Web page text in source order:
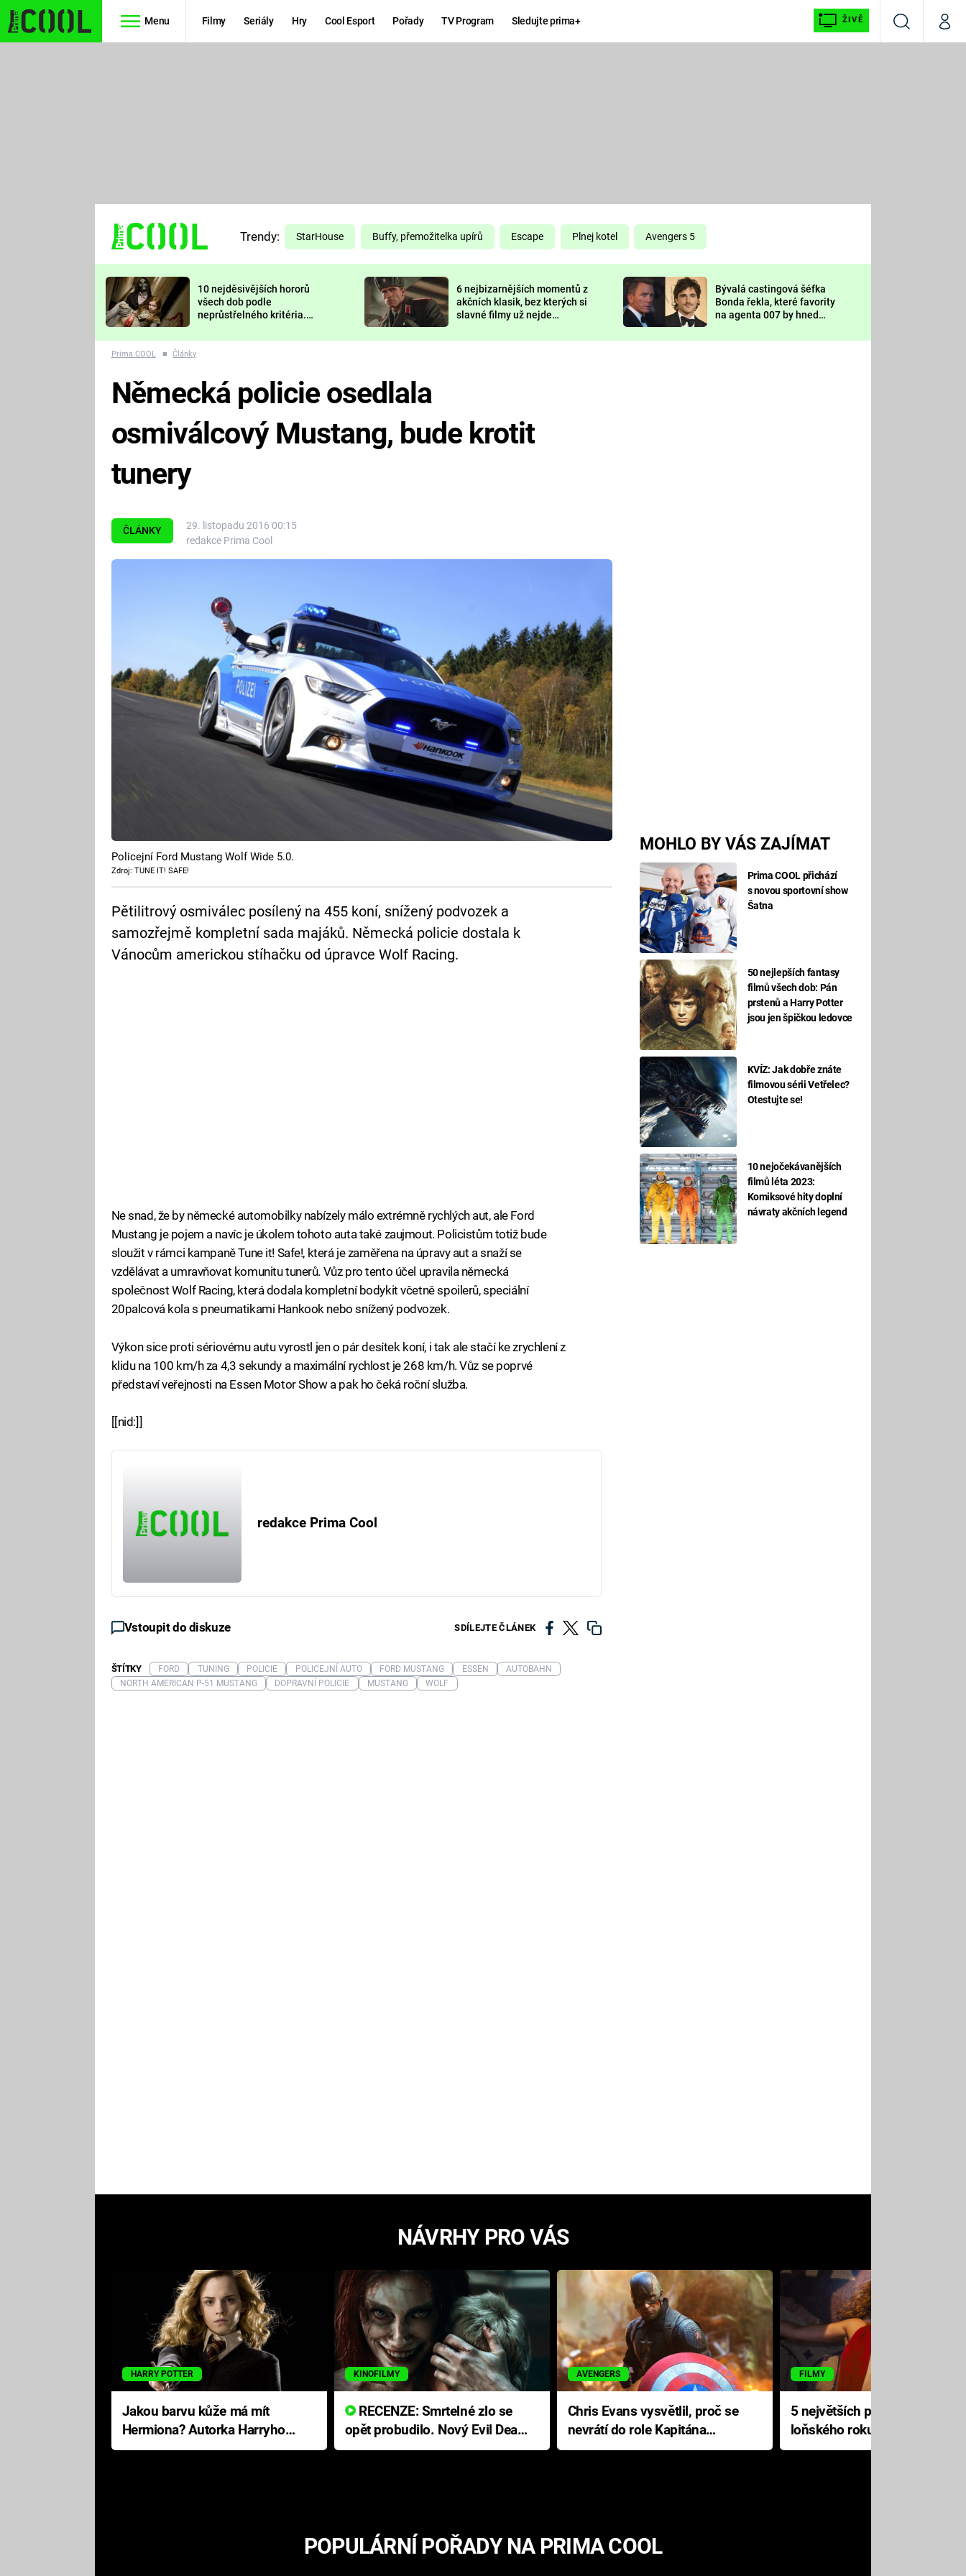
Menu Filmy Seriály Hry Cool Esport Pořady TV Program Sledujte prima+ ŽIVĚ
VyhledáváníMůj
TŘESKU
FUTURAMA
PREDÁTOR
DELIVERANCE
KOMEDIE
CHUCK
NORRIS
DEADPOOL
Prima LAJK
Sledujte nás
Trendy: StarHouse Buffy, přemožitelka upírů Escape Plnej kotel Avengers 5
10 nejděsivějších hororů
všech dob podle
neprůstřelného kritéria.
nejvíc zvednou tep?
6 nejbizarnějších momentů z
akčních klasik, bez kterých si
slavné filmy už nejde
Bývalá castingová šéfka
Bonda řekla, které favority
na agenta 007 by hned
Prima COOL ■ Články
ČLÁNKY
29. listopadu 2016 00:15
redakce Prima Cool
MOHLO BY VÁS ZAJÍMAT
Prima COOL přichází
s novou sportovní show
Šatna
50 nejlepších fantasy
filmů všech dob: Pán
prstenů a Harry Potter
jsou jen špičkou ledovce
KVÍZ: Jak dobře znáte
filmovou sérii Vetřelec?
Otestujte se!
10 nejočekávanějších
filmů léta 2023:
Komiksové hity doplní
návraty akčních legend
Německá policie osedlala
osmiválcový Mustang, bude krotit
tunery
Policejní Ford Mustang Wolf Wide 5.0.
Zdroj: TUNE IT! SAFE!
Pětilitrový osmiválec posílený na 455 koní, snížený podvozek a
samozřejmě kompletní sada majáků. Německá policie dostala k
Vánocům americkou stíhačku od úpravce Wolf Racing.
Ne snad, že by německé automobilky nabízely málo extrémně rychlých aut, ale Ford
Mustang je pojem a navíc je úkolem tohoto auta také zaujmout. Policistům totiž bude
sloužit v rámci kampaně Tune it! Safe!, která je zaměřena na úpravy aut a snaží se
vzdělávat a umravňovat komunitu tunerů. Vůz pro tento účel upravila německá
společnost Wolf Racing, která dodala kompletní bodykit včetně spoilerů, speciální
20palcová kola s pneumatikami Hankook nebo snížený podvozek.
Výkon sice proti sériovému autu vyrostl jen o pár desítek koní, i tak ale stačí ke zrychlení z
klidu na 100 km/h za 4,3 sekundy a maximální rychlost je 268 km/h. Vůz se poprvé
představí veřejnosti na Essen Motor Show a pak ho čeká roční služba.
[[nid:]]
redakce Prima Cool
Vstoupit do diskuze SDÍLEJTE ČLÁNEK
ŠTÍTKY FORD TUNING POLICIE POLICEJNÍ AUTO FORD MUSTANG ESSEN
AUTOBAHN
NORTH AMERICAN P-51 MUSTANG
DOPRAVNÍ POLICIE MUSTANG WOLF
NÁVRHY PRO VÁS
HARRY POTTER
Jakou barvu kůže má mít
Hermiona? Autorka Harryho
Pottera přišla s ráznou
KINOFILMY
RECENZE: Smrtelné zlo se
opět probudilo. Nový Evil Dead
přichází s neodolatelnou
AVENGERS
Chris Evans vysvětlil, proč se
nevrátí do role Kapitána
Ameriky
FILMY
5 největších propadáků
loňského roku: Disney na
jediné katastrofě prodělal 200
POPULÁRNÍ POŘADY NA PRIMA COOL